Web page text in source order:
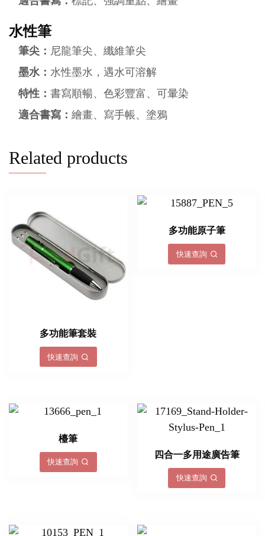
水性筆
筆尖： 尼龍筆尖、纖維筆尖
墨水： 水性墨水，遇水可溶解
特性： 書寫順暢、色彩豐富、可暈染
適合書寫： 繪畫、寫手帳、塗鴉
Related products
多功能筆套裝
快速查詢
多功能原子筆
快速查詢
檯筆
快速查詢
四合一多用途廣告筆
快速查詢